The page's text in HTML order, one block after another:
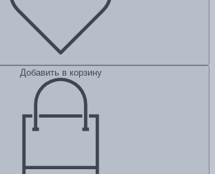
Добавить в корзину